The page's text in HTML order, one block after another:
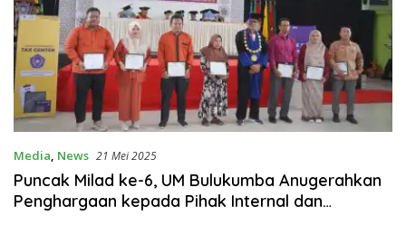
Media, News 21 Mei 2025
Puncak Milad ke-6, UM Bulukumba Anugerahkan
Penghargaan kepada Pihak Internal dan